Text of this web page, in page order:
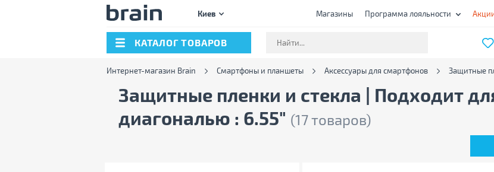
Киев Магазины Программа лояльности
КАТАЛОГ ТОВАРОВ
Интернет-магазин Brain Смартфоны и планшеты Аксессуары для смартфонов Защитные
Защитные пленки и стекла | Подходит
диагональю : 6.55" (17 товаров)